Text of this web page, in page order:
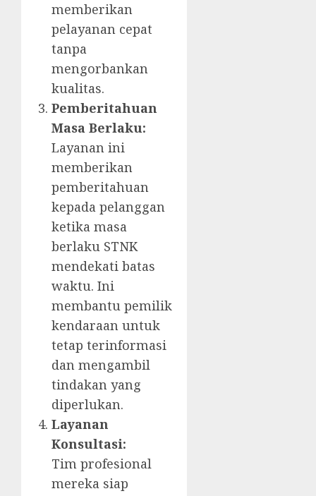
memberikan
pelayanan cepat
tanpa
mengorbankan
kualitas.
Pemberitahuan
Masa Berlaku:
Layanan ini
memberikan
pemberitahuan
kepada pelanggan
ketika masa
berlaku STNK
mendekati batas
waktu. Ini
membantu pemilik
kendaraan untuk
tetap terinformasi
dan mengambil
tindakan yang
diperlukan.
Layanan
Konsultasi:
Tim profesional
mereka siap